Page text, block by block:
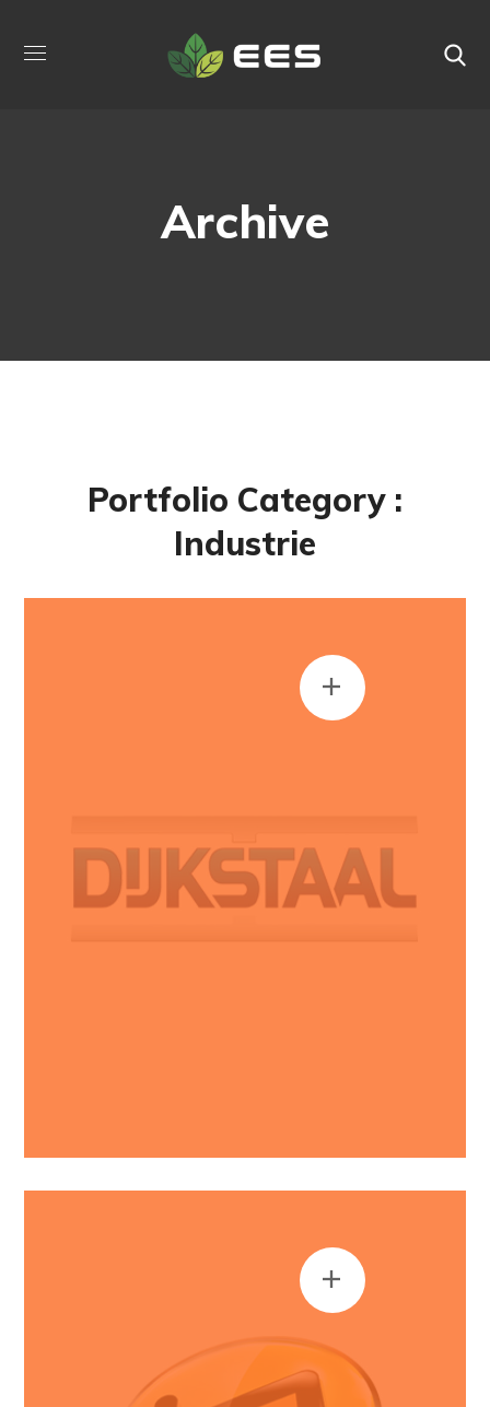
Archive
Portfolio Category :
Industrie